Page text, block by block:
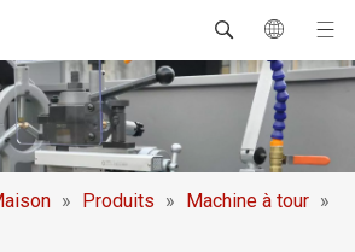
» Produits » Machine à tour »